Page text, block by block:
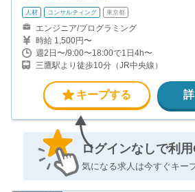
人材 コンサルティング 東京都
エンジニア/プログラミング
時給 1,500円〜
週2日〜/9:00〜18:00で1日4h〜
三鷹駅より徒歩10分（JR中央線）
キープする
ログインなしで利用
気になる求人は今すぐキー